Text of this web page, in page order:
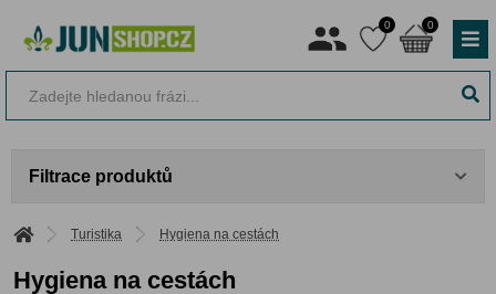
0 0
Filtrace produktů
Turistika Hygiena na cestách
Hygiena na cestách